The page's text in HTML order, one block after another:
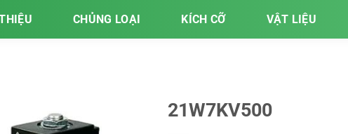
CHỦNG LOẠI KÍCH CỠ VẬT LIỆU
21W7KV500